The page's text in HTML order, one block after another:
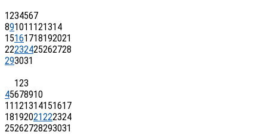
1234567
891011 121314
15161718192021
22232425262728
293031
123
45678910
11 121314151617
18192021222324
25262728293031